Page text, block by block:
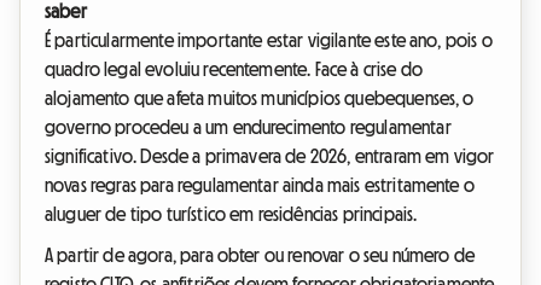
saber
É particularmente importante estar vigilante este ano, pois o
quadro legal evoluiu recentemente. Face à crise do
alojamento que afeta muitos municípios quebequenses, o
governo procedeu a um endurecimento regulamentar
significativo. Desde a primavera de 2026, entraram em vigor
novas regras para regulamentar ainda mais estritamente o
aluguer de tipo turístico em residências principais.
A partir de agora, para obter ou renovar o seu número de